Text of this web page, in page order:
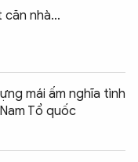
căn nhà…
mái ấm nghĩa tình
Tổ quốc